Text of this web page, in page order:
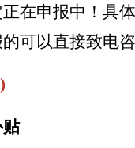
在申报中！具
可以直接致电
贴